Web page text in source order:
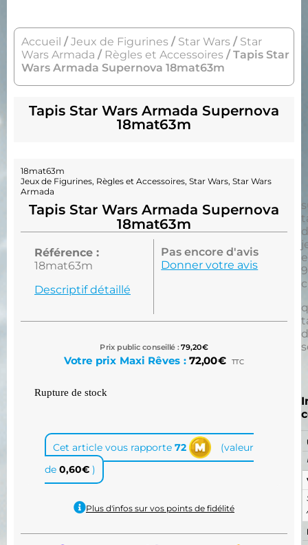
Accueil /Jeux de Figurines / Star Wars / Star
Wars Armada / Règles et Accessoires / Tapis Star
Wars Armada Supernova 18mat63m
Tapis Star Wars Armada Supernova
18mat63m
18mat63m
Jeux de Figurines, Règles et Accessoires, Star Wars, Star Wars
Armada
Tapis Star Wars Armada Supernova
18mat63m
Référence :
18mat63m
Descriptif détaillé
Pas encore d'avis
Donner votre avis
Prix public conseillé : 79,20€
Votre prix Maxi Rêves : 72,00€ TTC
Rupture de stock
Cet article vous rapporte 72
(valeur
de 0,60€ )
Plus d'infos sur vos points de fidélité